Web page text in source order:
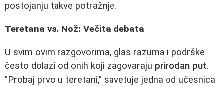
postojanju takve potražnje.
Teretana vs. Nož: Večita debata
U svim ovim razgovorima, glas razuma i podrške
često dolazi od onih koji zagovaraju prirodan put.
"Probaj prvo u teretani," savetuje jedna od učesnica